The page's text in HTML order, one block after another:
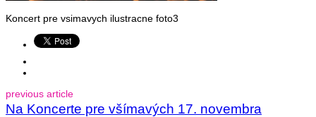
Koncert pre vsimavych ilustracne foto3
previous article
Na Koncerte pre všímavých 17. novembra